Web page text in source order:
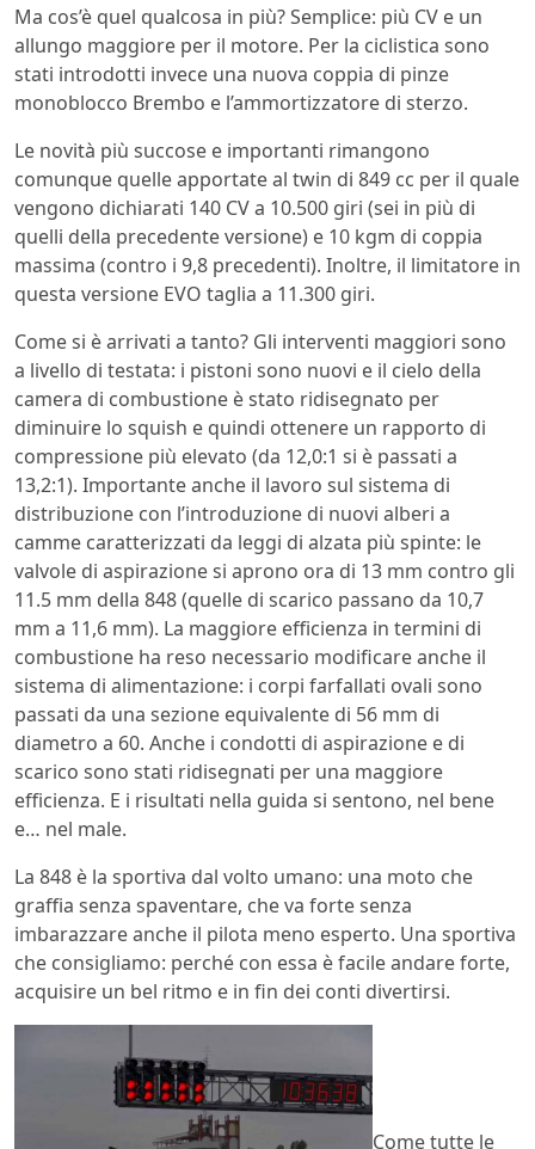
Ma cos’è quel qualcosa in più? Semplice: più CV e un
allungo maggiore per il motore. Per la ciclistica sono
stati introdotti invece una nuova coppia di pinze
monoblocco Brembo e l’ammortizzatore di sterzo.
Le novità più succose e importanti rimangono
comunque quelle apportate al twin di 849 cc per il quale
vengono dichiarati 140 CV a 10.500 giri (sei in più di
quelli della precedente versione) e 10 kgm di coppia
massima (contro i 9,8 precedenti). Inoltre, il limitatore in
questa versione EVO taglia a 11.300 giri.
Come si è arrivati a tanto? Gli interventi maggiori sono
a livello di testata: i pistoni sono nuovi e il cielo della
camera di combustione è stato ridisegnato per
diminuire lo squish e quindi ottenere un rapporto di
compressione più elevato (da 12,0:1 si è passati a
13,2:1). Importante anche il lavoro sul sistema di
distribuzione con l’introduzione di nuovi alberi a
camme caratterizzati da leggi di alzata più spinte: le
valvole di aspirazione si aprono ora di 13 mm contro gli
11.5 mm della 848 (quelle di scarico passano da 10,7
mm a 11,6 mm). La maggiore efficienza in termini di
combustione ha reso necessario modificare anche il
sistema di alimentazione: i corpi farfallati ovali sono
passati da una sezione equivalente di 56 mm di
diametro a 60. Anche i condotti di aspirazione e di
scarico sono stati ridisegnati per una maggiore
efficienza. E i risultati nella guida si sentono, nel bene
e… nel male.
La 848 è la sportiva dal volto umano: una moto che
graffia senza spaventare, che va forte senza
imbarazzare anche il pilota meno esperto. Una sportiva
che consigliamo: perché con essa è facile andare forte,
acquisire un bel ritmo e in fin dei conti divertirsi.
Come tutte le